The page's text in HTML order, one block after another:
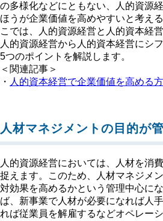
の多様化などにともない、人的資源
ほうが企業価値を高めやすいと考え
こでは、人的資源経営と人的資本経
人的資源経営から人的資本経営にシ
5つのポイントを解説します。
＜関連記事＞
・ 人的資本経営で企業価値を高める
人材マネジメントの目的が
人的資源経営においては、人材を消
捉えます。このため、人材マネジメ
対効果を高めるかという管理中心に
ば、新事業で人材が必要になれば人
れば従業員を解雇するなどオペレー